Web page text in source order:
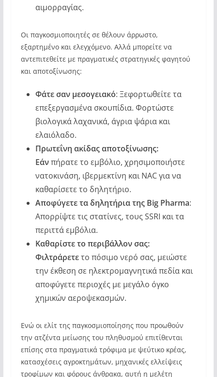
αιμορραγίας.
Οι παγκοσμιοποιητές σε θέλουν άρρωστο,
εξαρτημένο και ελεγχόμενο. Αλλά μπορείτε να
αντεπιτεθείτε με πραγματικές στρατηγικές φαγητού
και αποτοξίνωσης:
Φάτε σαν μεσογειακό: Ξεφορτωθείτε τα
επεξεργασμένα σκουπίδια. Φορτώστε
βιολογικά λαχανικά, άγρια ψάρια και
ελαιόλαδο.
Πρωτεΐνη ακίδας αποτοξίνωσης:
Εάνπήρατε το εμβόλιο, χρησιμοποιήστε
νατοκινάση, ιβερμεκτίνη και NAC για να
καθαρίσετε το δηλητήριο.
Αποφύγετε τα δηλητήρια της Big Pharma:
Απορρίψτε τις στατίνες, τους SSRI και τα
περιττά εμβόλια.
Καθαρίστε το περιβάλλον σας:
Φιλτράρετετο πόσιμο νερό σας, μειώστε
την έκθεση σε ηλεκτρομαγνητικά πεδία και
αποφύγετε περιοχές με μεγάλο όγκο
χημικών αεροψεκασμών.
Ενώ οι ελίτ της παγκοσμιοποίησης που προωθούν
την ατζέντα μείωσης του πληθυσμού επιτίθενται
επίσης στα πραγματικά τρόφιμα με ψεύτικο κρέας,
κατασχέσεις αγροκτημάτων, μηχανικές ελλείψεις
τροφίμων και φόρους άνθρακα, αυτή η μελέτη